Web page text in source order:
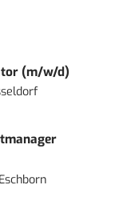
(m/w/d)
Eschborn